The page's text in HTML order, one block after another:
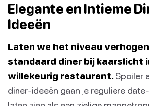
Elegante en Intieme
Ideeën
Laten we het niveau
standaard diner bij kaarslicht
willekeurig restaurant. Spoiler
diner-ideeën gaan je reguliere